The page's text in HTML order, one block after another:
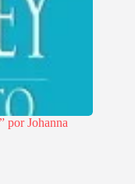
por Johanna